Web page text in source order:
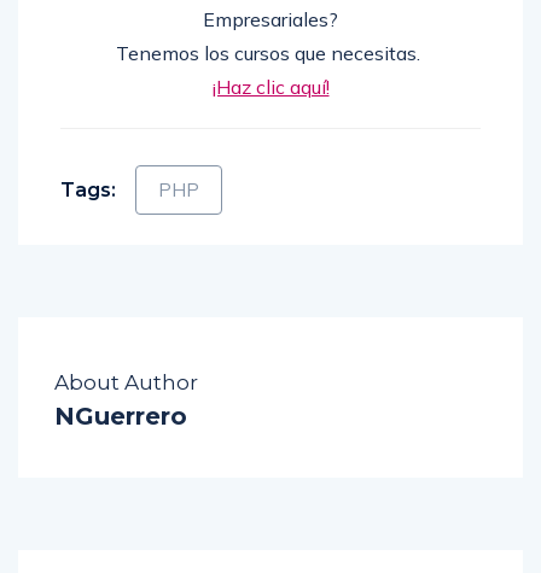
Empresariales?
Tenemos los cursos que necesitas.
¡Haz clic aquí!
Tags: PHP
About Author
NGuerrero